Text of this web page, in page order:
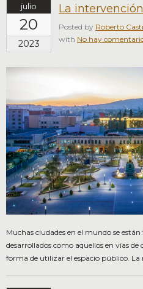
julio
20
2023
La
Posted by Roberto
with No hay
Muchas ciudades en el mundo se
desarrollados como aquellos en vías
forma de utilizar el espacio público. La